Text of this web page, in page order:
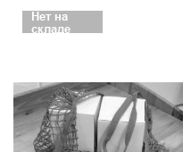
Нет на
складе